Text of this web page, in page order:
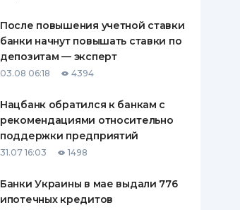
После повышения учетной ставки
банки начнут повышать ставки по
депозитам — эксперт
03.08 06:18 4394
Нацбанк обратился к банкам с
рекомендациями относительно
поддержки предприятий
31.07 16:03 1498
Банки Украины в мае выдали 776
ипотечных кредитов